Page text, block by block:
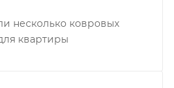
несколько ковровых
квартиры